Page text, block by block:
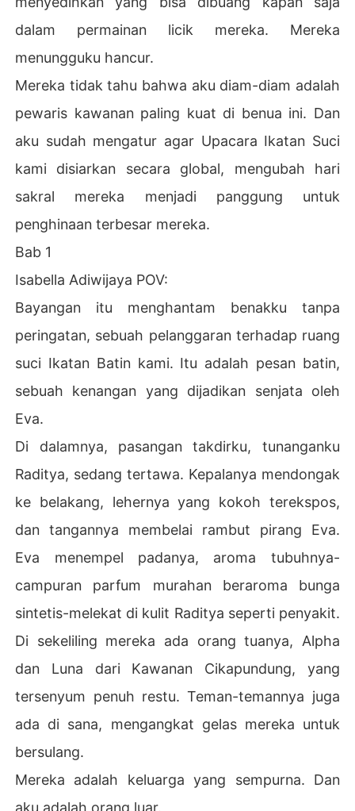
dalam permainan licik mereka. Mereka
menungguku hancur.
Mereka tidak tahu bahwa aku diam-diam adalah
pewaris kawanan paling kuat di benua ini. Dan
aku sudah mengatur agar Upacara Ikatan Suci
kami disiarkan secara global, mengubah hari
sakral mereka menjadi panggung untuk
penghinaan terbesar mereka.
Bab 1
Isabella Adiwijaya POV:
Bayangan itu menghantam benakku tanpa
peringatan, sebuah pelanggaran terhadap ruang
suci Ikatan Batin kami. Itu adalah pesan batin,
sebuah kenangan yang dijadikan senjata oleh
Eva.
Di dalamnya, pasangan takdirku, tunanganku
Raditya, sedang tertawa. Kepalanya mendongak
ke belakang, lehernya yang kokoh terekspos,
dan tangannya membelai rambut pirang Eva.
Eva menempel padanya, aroma tubuhnya-
campuran parfum murahan beraroma bunga
sintetis-melekat di kulit Raditya seperti penyakit.
Di sekeliling mereka ada orang tuanya, Alpha
dan Luna dari Kawanan Cikapundung, yang
tersenyum penuh restu. Teman-temannya juga
ada di sana, mengangkat gelas mereka untuk
bersulang.
Mereka adalah keluarga yang sempurna. Dan
aku adalah orang luar.